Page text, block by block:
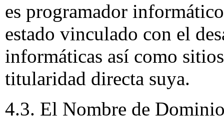
es programador
estado vinculado con el
informáticas así como
titularidad directa suya.
4.3. El Nombre de